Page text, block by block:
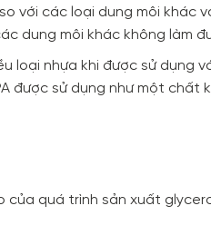
với các loại dung môi khác
dung môi khác không làm
loại nhựa khi được sử dụng
được sử dụng như một chất
của quá trình sản xuất